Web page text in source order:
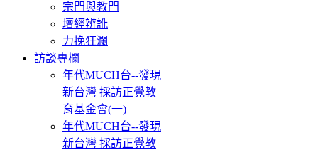
宗門與教門
壇經辨訛
力挽狂瀾
訪談專欄
年代MUCH台--發現
新台灣 採訪正覺教
育基金會(一)
年代MUCH台--發現
新台灣 採訪正覺教